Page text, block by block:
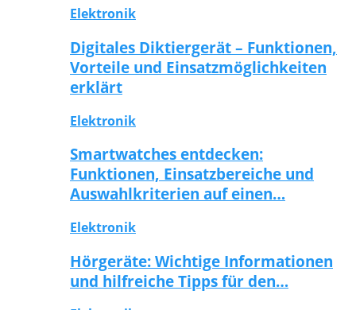
Elektronik
Digitales Diktiergerät – Funktionen,
Vorteile und Einsatzmöglichkeiten
erklärt
Elektronik
Smartwatches entdecken:
Funktionen, Einsatzbereiche und
Auswahlkriterien auf einen…
Elektronik
Hörgeräte: Wichtige Informationen
und hilfreiche Tipps für den…